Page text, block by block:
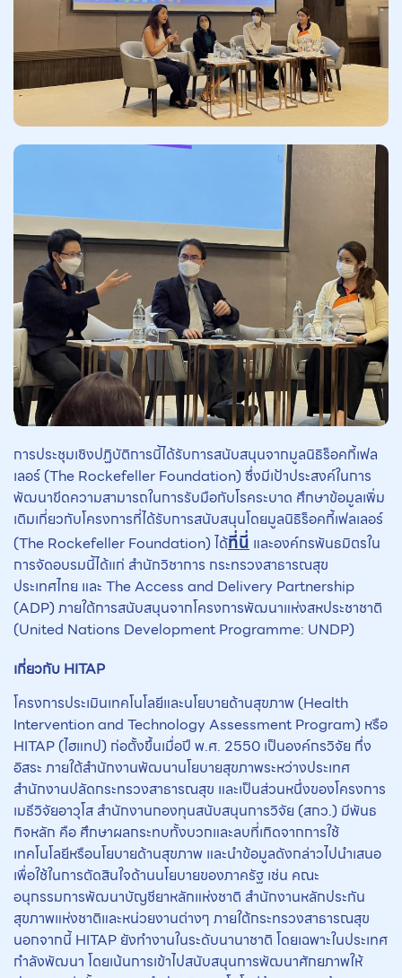
การประชุมเชิงปฏิบัติการนี้ได้รับการสนับสนุนจากมูลนิธิร็อคกี้เฟล
เลอร์ (The Rockefeller Foundation) ซึ่งมีเป้าประสงค์ในการ
พัฒนาขีดความสามารถในการรับมือกับโรคระบาด ศึกษาข้อมูลเพิ่ม
เติมเกี่ยวกับโครงการที่ได้รับการสนับสนุนโดยมูลนิธิร็อคกี้เฟลเลอร์
(The Rockefeller Foundation) ได้ที่นี่ และองค์กรพันธมิตรใน
การจัดอบรมนี้ได้แก่ สำนักวิชาการ กระทรวงสาธารณสุข
ประเทศไทย และ The Access and Delivery Partnership
(ADP) ภายใต้การสนับสนุนจากโครงการพัฒนาแห่งสหประชาชาติ
(United Nations Development Programme: UNDP)
เกี่ยวกับ HITAP
โครงการประเมินเทคโนโลยีและนโยบายด้านสุขภาพ (Health
Intervention and Technology Assessment Program) หรือ
HITAP (ไฮแทป) ก่อตั้งขึ้นเมื่อปี พ.ศ. 2550 เป็นองค์กรวิจัย กึ่ง
อิสระ ภายใต้สำนักงานพัฒนานโยบายสุขภาพระหว่างประเทศ
สำนักงานปลัดกระทรวงสาธารณสุข และเป็นส่วนหนึ่งของโครงการ
เมธีวิจัยอาวุโส สำนักงานกองทุนสนับสนุนการวิจัย (สกว.) มีพันธ
กิจหลัก คือ ศึกษาผลกระทบทั้งบวกและลบที่เกิดจากการใช้
เทคโนโลยีหรือนโยบายด้านสุขภาพ และนำข้อมูลดังกล่าวไปนำเสนอ
เพื่อใช้ในการตัดสินใจด้านนโยบายของภาครัฐ เช่น คณะ
อนุกรรมการพัฒนาบัญชียาหลักแห่งชาติ สำนักงานหลักประกัน
สุขภาพแห่งชาติและหน่วยงานต่างๆ ภายใต้กระทรวงสาธารณสุข
นอกจากนี้ HITAP ยังทำงานในระดับนานาชาติ โดยเฉพาะในประเทศ
กำลังพัฒนา โดยเน้นการเข้าไปสนับสนุนการพัฒนาศักยภาพให้